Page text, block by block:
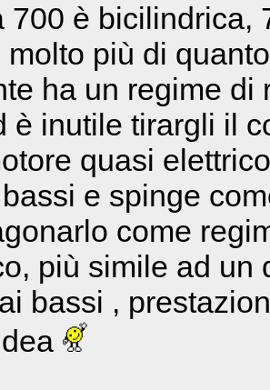
700 è bicilindrica,
molto più di
ha un regime di
è inutile tirargli il
quasi
e spinge
come
più simile ad un
bassi ,